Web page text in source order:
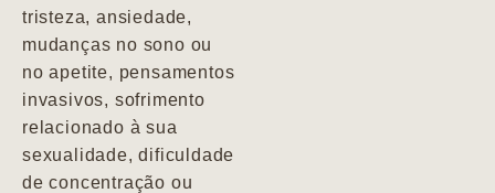
tristeza, ansiedade,
mudanças no sono ou
no apetite, pensamentos
invasivos, sofrimento
relacionado à sua
sexualidade, dificuldade
de concentração ou